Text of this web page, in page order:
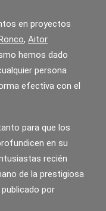
en proyectos
, Aitor
hemos dado
persona
efectiva con el
para que los
en su
recién
de la prestigiosa
publicado por